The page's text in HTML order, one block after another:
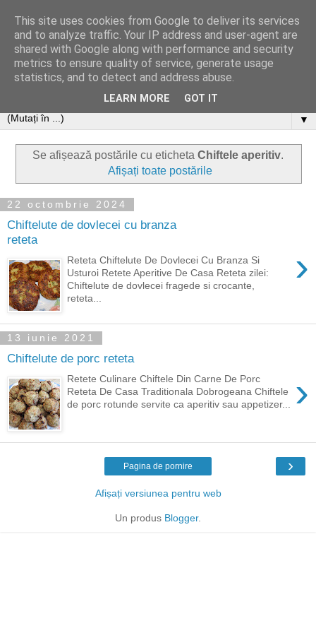
▼
Se afișează postările cu eticheta Chiftele aperitiv.
Afișați toate postările
22 octombrie 2024
Chiftelute de dovlecei cu branza
reteta
›
Reteta Chiftelute De Dovlecei Cu Branza Si
Usturoi Retete Aperitive De Casa Reteta zilei:
Chiftelute de dovlecei fragede si crocante,
reteta...
13 iunie 2021
Chiftelute de porc reteta
›
Retete Culinare Chiftele Din Carne De Porc
Reteta De Casa Traditionala Dobrogeana Chiftele
de porc rotunde servite ca aperitiv sau appetizer...
›
Pagina de pornire
Afișați versiunea pentru web
Un produs Blogger.
This site uses cookies from Google to deliver its services
and to analyze traffic. Your IP address and user-agent are
shared with Google along with performance and security
metrics to ensure quality of service, generate usage
statistics, and to detect and address abuse.
LEARN MORE GOT IT